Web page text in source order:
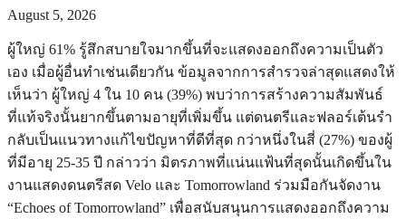
August 5, 2026
ผู้ใหญ่ 61% รู้สึกสบายใจมากขึ้นที่จะแสดงออกถึงความเป็นตัว
เอง เมื่อผู้อื่นทำเช่นเดียวกัน ข้อมูลจากการสำรวจล่าสุดแสดงให้
เห็นว่า ผู้ใหญ่ 4 ใน 10 คน (39%) พบว่าการสร้างความสัมพันธ์
ที่แท้จริงนั้นยากขึ้นตามอายุที่เพิ่มขึ้น แต่ดนตรีและฟลอร์เต้นรำ
กลับเป็นแนวทางแก้ไขปัญหาที่ดีที่สุด กว่าหนึ่งในสี่ (27%) ของผู้
ที่มีอายุ 25-35 ปี กล่าวว่า มิตรภาพที่แน่นแฟ้นที่สุดนั้นเกิดขึ้นใน
งานแสดงดนตรีสด Velo และ Tomorrowland ร่วมมือกันจัดงาน
“Echoes of Tomorrowland” เพื่อสนับสนุนการแสดงออกถึงความ